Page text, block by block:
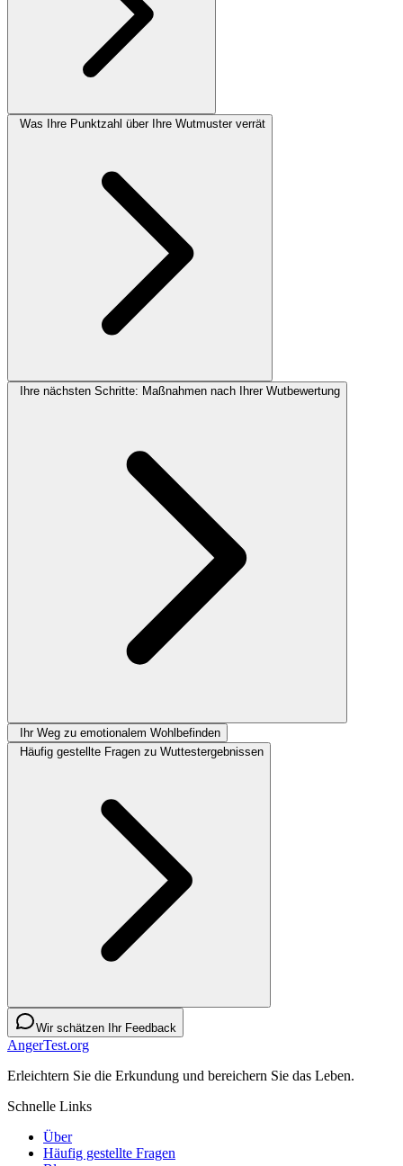
Was Ihre Punktzahl über Ihre Wutmuster verrät
Ihre nächsten Schritte: Maßnahmen nach Ihrer Wutbewertung
Ihr Weg zu emotionalem Wohlbefinden
Häufig gestellte Fragen zu Wuttestergebnissen
Wir schätzen Ihr Feedback
AngerTest.org
Erleichtern Sie die Erkundung und bereichern Sie das Leben.
Schnelle Links
Über
Häufig gestellte Fragen